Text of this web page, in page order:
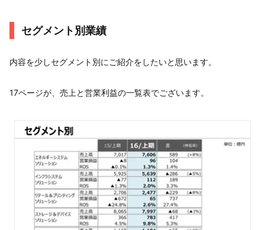
セグメント別業績
内容を少しセグメント別にご紹介をしたいと思います。
17ページが、売上と営業利益の一覧表でございます。